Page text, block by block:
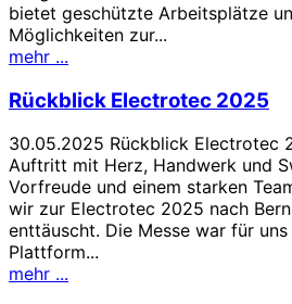
bietet geschützte Arbeitsplätze
Möglichkeiten zur...
mehr ...
Rückblick Electrotec 2025
30.05.2025 Rückblick Electrotec
Auftritt mit Herz, Handwerk und
Vorfreude und einem starken
wir zur Electrotec 2025 nach
enttäuscht. Die Messe war für
Plattform...
mehr ...